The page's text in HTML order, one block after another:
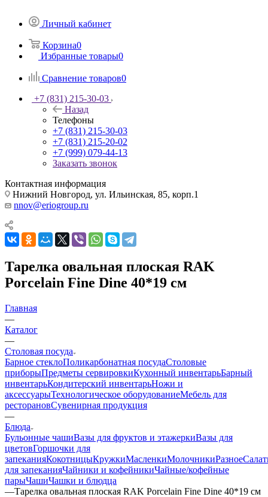
Личный кабинет
Корзина0
Избранные товары0
Сравнение товаров0
+7 (831) 215-30-03
Назад
Телефоны
+7 (831) 215-30-03
+7 (831) 215-20-02
+7 (999) 079-44-13
Заказать звонок
Контактная информация
Нижний Новгород, ул. Ильинская, 85, корп.1
nnov@eriogroup.ru
Тарелка овальная плоская RAK
Porcelain Fine Dine 40*19 см
Главная
—
Каталог
—
Столовая посуда
Барное стеклоПоликарбонатная посудаСтоловые
приборыПредметы сервировкиКухонный инвентарьБарный
инвентарьКондитерский инвентарьНожи и
аксессуарыТехнологическое оборудованиеМебель для
ресторановСувенирная продукция
—
Блюда
Бульонные чашиВазы для фруктов и этажеркиВазы для
цветовГоршочки для
запеканияКокотницыКружкиМасленкиМолочникиРазное
для запеканияЧайники и кофейникиЧайные/кофейные
парыЧашиЧашки и блюдца
—Тарелка овальная плоская RAK Porcelain Fine Dine 40*19 см